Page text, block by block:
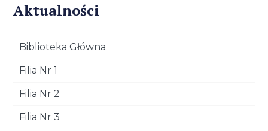
Aktualności
Biblioteka Główna
Filia Nr 1
Filia Nr 2
Filia Nr 3